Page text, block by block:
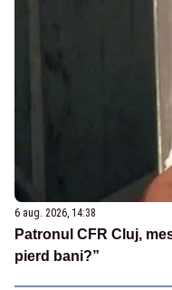
6 aug. 2026, 14:38
Patronul CFR Cluj,
pierd bani?”